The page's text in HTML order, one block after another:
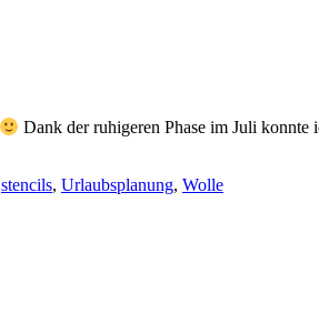
Dank der ruhigeren Phase im Juli
stencils, Urlaubsplanung, Wolle